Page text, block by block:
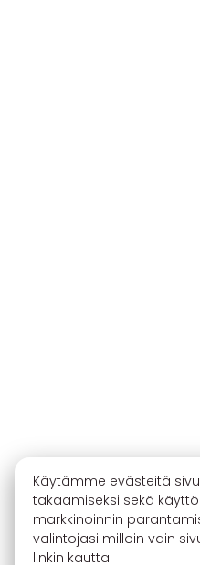
Käytämme evästeitä
takaamiseksi sekä
markkinoinnin
valintojasi milloin vain
linkin kautta.